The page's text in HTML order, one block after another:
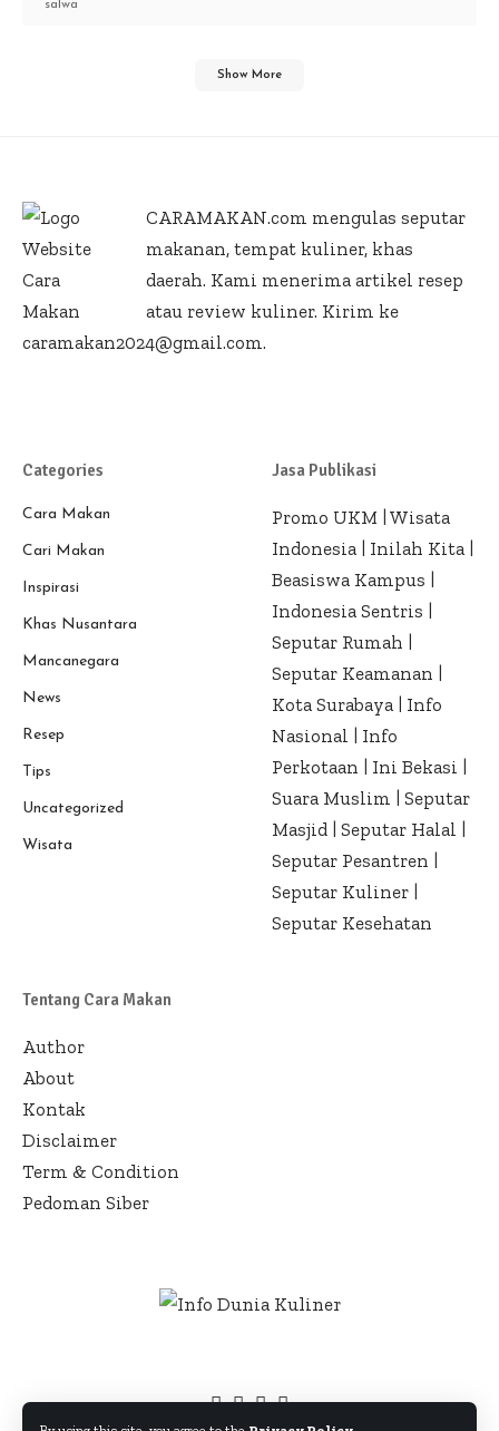
Show More
CARAMAKAN.com mengulas seputar
makanan, tempat kuliner, khas
daerah. Kami menerima artikel resep
atau review kuliner. Kirim ke
caramakan2024@gmail.com.
Categories
Cara Makan
Cari Makan
Inspirasi
Khas Nusantara
Mancanegara
News
Resep
Tips
Uncategorized
Wisata
Jasa Publikasi
Promo UKM | Wisata
Indonesia | Inilah Kita |
Beasiswa Kampus |
Indonesia Sentris |
Seputar Rumah |
Seputar Keamanan |
Kota Surabaya | Info
Nasional | Info
Perkotaan | Ini Bekasi |
Suara Muslim | Seputar
Masjid | Seputar Halal |
Seputar Pesantren |
Seputar Kuliner |
Seputar Kesehatan
Tentang Cara Makan
Author
About
Kontak
Disclaimer
Term & Condition
Pedoman Siber